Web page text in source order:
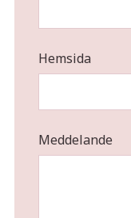
Hemsida
Meddelande